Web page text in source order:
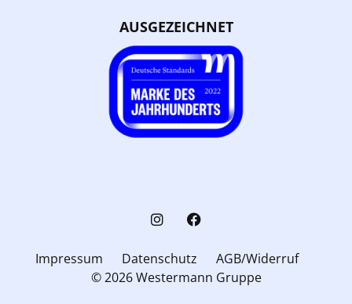
AUSGEZEICHNET
Impressum Datenschutz
AGB/Widerruf
© 2026 Westermann Gruppe